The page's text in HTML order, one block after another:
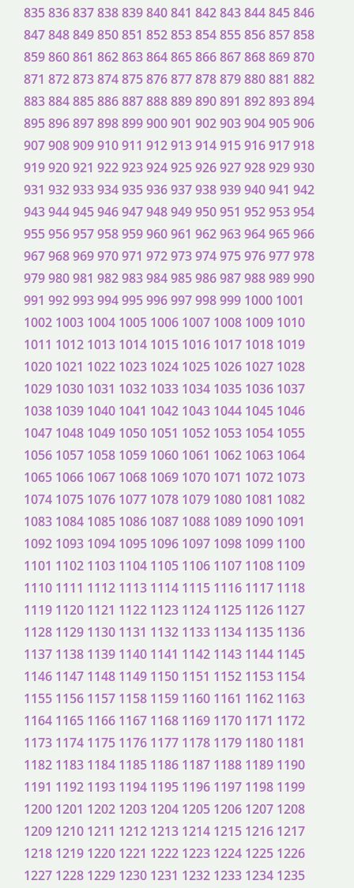
835836837838839840841 842843844845846
847848849850851 852853854855856857858
859860861 862863864865866867868869870
871 872873874875876877878879880881 882
883884885886887888889890891 892893894
895896897898899900901 902903904905906
907908909910911 912913914915916917918
919920921 922923924925926927928929930
931 932933934935936937938939940941 942
943944945946947948949950951 952953954
955956957958959960961 962963964965966
967968969970971 972973974975976977978
979980981 982983984985986987988989990
991 992993994995996997998999 1000 1001
1002 1003 1004 1005 1006 1007 1008 1009 1010
1011 1012 1013 1014 1015 1016 1017 1018 1019
1020 1021 1022 1023 1024 1025 1026 1027 1028
1029 1030 1031 1032 1033 1034 1035 1036 1037
1038 1039 1040 1041 1042 1043 1044 1045 1046
1047 1048 1049 1050 1051 1052 1053 1054 1055
1056 1057 1058 1059 1060 1061 1062 1063 1064
1065 1066 1067 1068 1069 1070 1071 1072 1073
1074 1075 1076 1077 1078 1079 1080 1081 1082
1083 1084 1085 1086 1087 1088 1089 1090 1091
1092 1093 1094 1095 1096 1097 1098 1099 1100
1101 1102 1103 1104 1105 1106 1107 1108 1109
1110 1111 1112 1113 1114 1115 1116 1117 1118
1119 1120 1121 1122 1123 1124 1125 1126 1127
1128 1129 1130 1131 1132 1133 1134 1135 1136
1137 1138 1139 1140 1141 1142 1143 1144 1145
1146 1147 1148 1149 1150 1151 1152 1153 1154
1155 1156 1157 1158 1159 1160 1161 1162 1163
1164 1165 1166 1167 1168 1169 1170 1171 1172
1173 1174 1175 1176 1177 1178 1179 1180 1181
1182 1183 1184 1185 1186 1187 1188 1189 1190
1191 1192 1193 1194 1195 1196 1197 1198 1199
1200 1201 1202 1203 1204 1205 1206 1207 1208
1209 1210 1211 1212 1213 1214 1215 1216 1217
1218 1219 1220 1221 1222 1223 1224 1225 1226
1227 1228 1229 1230 1231 1232 1233 1234 1235